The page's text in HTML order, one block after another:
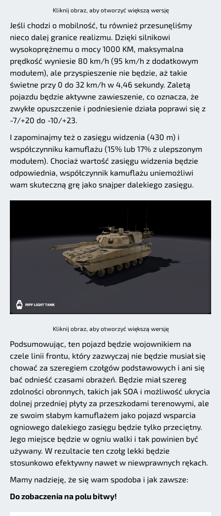
Kliknij obraz, aby otworzyć większą wersję
Jeśli chodzi o mobilność, tu również przesunęliśmy
nieco dalej granice realizmu. Dzięki silnikowi
wysokoprężnemu o mocy 1000 KM, maksymalna
prędkość wyniesie 80 km/h (95 km/h z dodatkowym
modułem), ale przyspieszenie nie będzie, aż takie
świetne przy 0 do 32 km/h w 4,46 sekundy. Zaletą
pojazdu będzie aktywne zawieszenie, co oznacza, że
zwykłe opuszczenie i podniesienie działa poprawi się z
-7/+20 do -10/+23.
I zapominajmy też o zasięgu widzenia (430 m) i
współczynniku kamuflażu (15% lub 17% z ulepszonym
modułem). Chociaż wartość zasięgu widzenia będzie
odpowiednia, współczynnik kamuflażu uniemożliwi
wam skuteczną grę jako snajper dalekiego zasięgu.
Kliknij obraz, aby otworzyć większą wersję
Podsumowując, ten pojazd będzie wojownikiem na
czele linii frontu, który zazwyczaj nie będzie musiał się
chować za szeregiem czołgów podstawowych i ani się
bać odnieść czasami obrażeń. Będzie miał szereg
zdolności obronnych, takich jak SOA i możliwość ukrycia
dolnej przedniej płyty za przeszkodami terenowymi, ale
ze swoim słabym kamuflażem jako pojazd wsparcia
ogniowego dalekiego zasięgu będzie tylko przeciętny.
Jego miejsce będzie w ogniu walki i tak powinien być
używany. W rezultacie ten czołg lekki będzie
stosunkowo efektywny nawet w niewprawnych rękach.
Mamy nadzieję, że się wam spodoba i jak zawsze:
Do zobaczenia na polu bitwy!